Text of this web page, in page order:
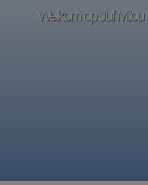
Welkom op Juf Milou